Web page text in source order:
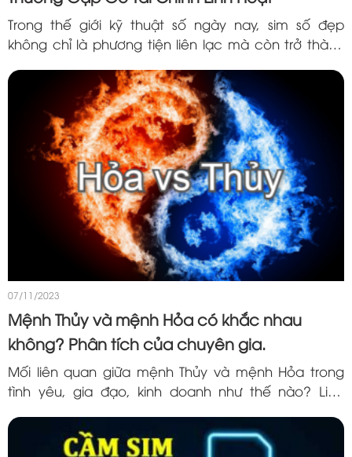
Trong thế giới kỹ thuật số ngày nay, sim số đẹp
không chỉ là phương tiện liên lạc mà còn trở thành
chúng ta cũng có đủ...
07/11/2023
Mệnh Thủy và mệnh Hỏa có khắc nhau
không? Phân tích của chuyên gia.
Mối liên quan giữa mệnh Thủy và mệnh Hỏa trong
tình yêu, gia đạo, kinh doanh như thế nào? Liệu
hay không? Hãy cùng với Sim Số Vip tìm kiếm...